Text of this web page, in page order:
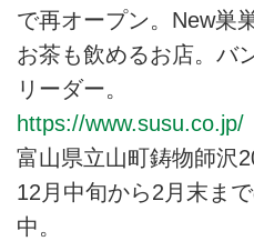
で再オープン。New巣
お茶も飲めるお店。バ
リーダー。
https://www.susu.co.jp/
富山県立山町鋳物師沢
12月中旬から2月末ま
中。